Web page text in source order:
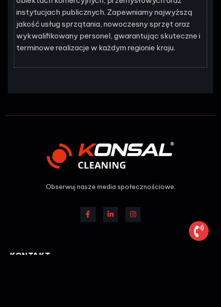
instytucjach publicznych. Zapewniamy najwyższą
jakość usług sprzątania, nowoczesny sprzęt oraz
wykwalifikowany personel, gwarantując skuteczne i
terminowe realizacje w każdym regionie kraju.
Obserwuj nasze media społecznościowe:
KONTAKT